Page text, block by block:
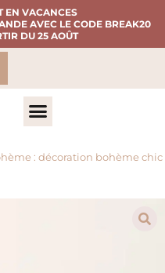
EN VACANCES
AVEC LE CODE BREAK20
DU 25 AOÛT
: décoration bohème